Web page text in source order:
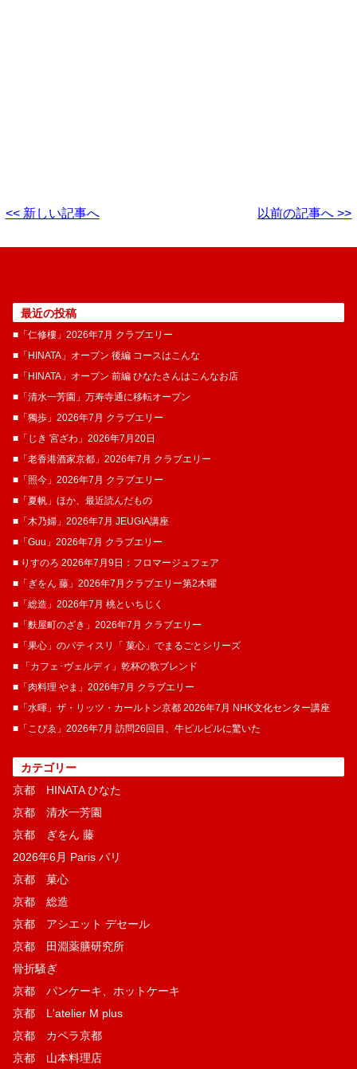
<< 新しい記事へ 以前の記事へ >>
最近の投稿
■「仁修樓」2026年7月 クラブエリー
■「HINATA」オープン 後編 コースはこんな
■「HINATA」オープン 前編 ひなたさんはこんなお店
■「清水一芳園」万寿寺通に移転オープン
■「獨歩」2026年7月 クラブエリー
■「じき 宮ざわ」2026年7月20日
■「老香港酒家京都」2026年7月 クラブエリー
■「照今」2026年7月 クラブエリー
■「夏帆」ほか、最近読んだもの
■「木乃婦」2026年7月 JEUGIA講座
■「Guu」2026年7月 クラブエリー
■ りすのろ 2026年7月9日：フロマージュフェア
■「ぎをん 藤」2026年7月クラブエリー第2木曜
■「総造」2026年7月 桃といちじく
■「麩屋町のざき」2026年7月 クラブエリー
■「果心」のパティスリ「 菓​心」でまるごとシリーズ
■ 「カフェ･ヴェルディ」乾杯の歌ブレンド
■「肉料理 やま」2026年7月 クラブエリー
■「水暉」ザ・リッツ・カールトン京都 2026年7月 NHK文化センター講座
■「こぴゑ」2026年7月 訪問26回目、牛ピルピルに驚いた
カテゴリー
京都 HINATA ひなた
京都 清水一芳園
京都 ぎをん 藤
2026年6月 Paris パリ
京都 菓​心
京都 総造
京都 アシエット デセール
京都 田淵薬膳研究所
骨折騒ぎ
京都 パンケーキ、ホットケーキ
京都 L'atelier M plus
京都 カペラ京都
京都 山本料理店